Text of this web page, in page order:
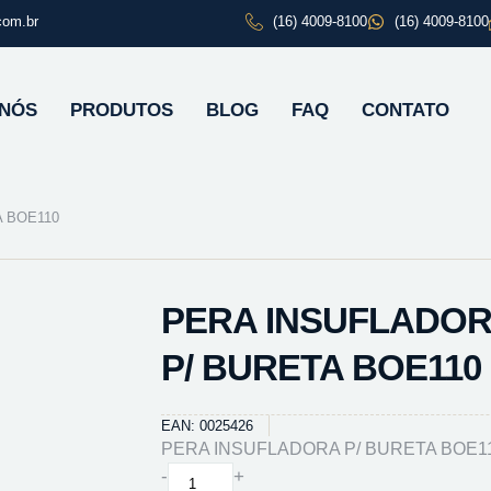
(16) 4009-8100 (16) 4009-8100
PRODUTOS BLOG FAQ CONTATO
BOE110
PERA
P/ BURETA BOE110
EAN: 0025426
PERA INSUFLADORA P/ BURETA
-
PERA
+